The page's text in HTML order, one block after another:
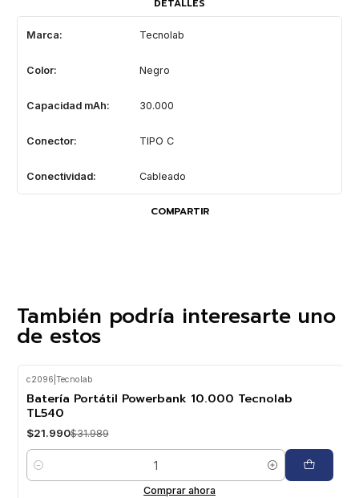
DETALLES
Marca: Tecnolab
Color: Negro
Capacidad mAh: 30.000
Conector: TIPO C
Conectividad: Cableado
COMPARTIR
También podría interesarte uno
de estos
-31% OFF
c2096 Tecnolab
Batería Portátil Powerbank 10.000 Tecnolab
TL540
$21.990$31.989
Cantidad
Comprar ahora